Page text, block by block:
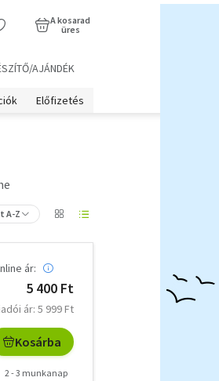
A kosarad
üres
AJÁNDÉK
Előfizetés
A-Z
ár:
5 400 Ft
ár: 5 999 Ft
Kosárba
2 - 3 munkanap